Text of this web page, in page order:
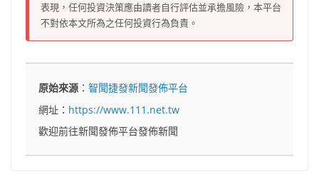
表現，任何投資決策應由讀者自行評估並承擔風險，本平台
不對依本文所為之任何投資行為負責。
原始來源 ：智聞捷發新聞發佈平台
網址： https://www.111.net.tw
歡迎前往新聞發佈平台發佈新聞